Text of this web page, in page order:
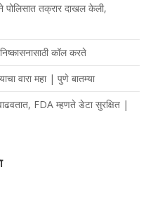
पोलिसात तक्रार दाखल केली,
कॉल करते
वारा महा | पुणे बातम्या
FDA म्हणते डेटा सुरक्षित |